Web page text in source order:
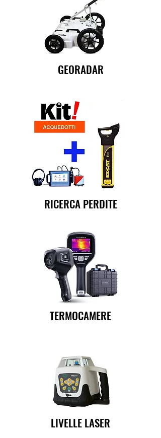
GEORADAR
RICERCA PERDITE
TERMOCAMERE
LIVELLE LASER